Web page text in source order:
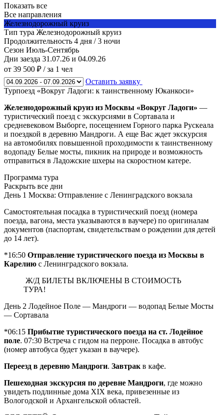
Показать все
Все направления
Железнодорожный круиз
Тип тура Железнодорожный круиз
Продолжительность 4 дня / 3 ночи
Сезон Июль-Сентябрь
Дни заезда 31.07.26 и 04.09.26
от 39 500 ₽ / за 1 чел
Оставить заявку
Турпоезд «Вокруг Ладоги: к таинственному Юканкоси»
Железнодорожный круиз из Москвы «Вокруг Ладоги» —
туристический поезд с экскурсиями в Сортавала и
средневековом Выборге, посещением Горного парка Рускеала
и поездкой в деревню Мандроги. А еще Вас ждет экскурсия
на автомобилях повышенной проходимости к таинственному
водопаду Белые мосты, пикник на природе и возможность
отправиться в Ладожские шхеры на скоростном катере.
Программа тура
Раскрыть все дни
День 1 Москва: Отправление с Ленинградского вокзала
Самостоятельная посадка в туристический поезд (номера
поезда, вагона, места указываются в ваучере) по оригиналам
документов (паспортам, свидетельствам о рождении для детей
до 14 лет).
*16:50 Отправление туристического поезда из Москвы в
Карелию с Ленинградского вокзала.
Ж/Д БИЛЕТЫ ВКЛЮЧЕНЫ В СТОИМОСТЬ
ТУРА!
День 2 Лодейное Поле — Мандроги — водопад Белые Мосты
— Сортавала
*06:15 Прибытие туристического поезда на ст. Лодейное
поле. 07:30 Встреча с гидом на перроне. Посадка в автобус
(номер автобуса будет указан в ваучере).
Переезд в деревню Мандроги. Завтрак в кафе.
Пешеходная экскурсия по деревне Мандроги, где можно
увидеть подлинные дома XIX века, привезенные из
Вологодской и Архангельской областей.